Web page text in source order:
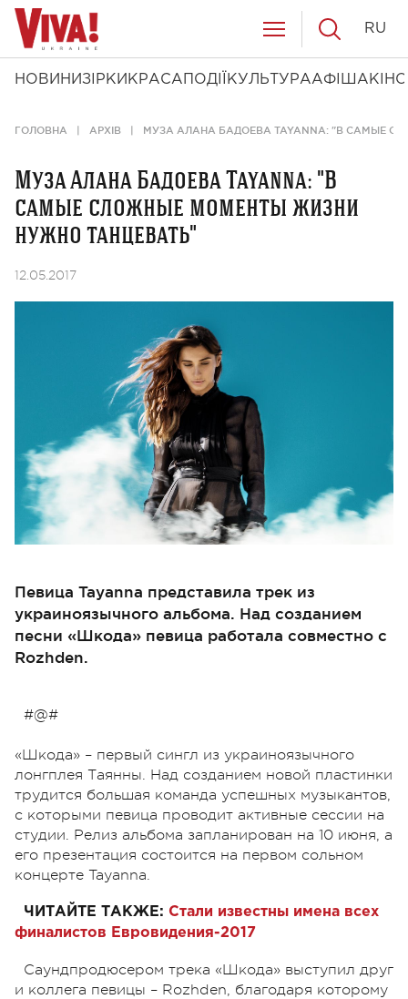
НОВИНИ ЗІРКИ КРАСА ПОДІЇ КУЛЬТУРААФІША КІНО
RU
ГОЛОВНА АРХІВ МУЗА АЛАНА БАДОЕВА TAYANNA: "В САМЫЕ
Муза Алана Бадоева Tayanna: "В
самые сложные моменты жизни
нужно танцевать"
12.05.2017
Певица Tayanna представила трек из
украиноязычного альбома. Над созданием
песни «Шкода» певица работала совместно с
Rozhden.
#@#
«Шкода» – первый сингл из украиноязычного
лонгплея Таянны. Над созданием новой пластинки
трудится большая команда успешных музыкантов,
с которыми певица проводит активные сессии на
студии. Релиз альбома запланирован на 10 июня, а
его презентация состоится на первом сольном
концерте Tayanna.
ЧИТАЙТЕ ТАКЖЕ: Стали известны имена всех
финалистов Евровидения-2017
Саундпродюсером трека «Шкода» выступил друг
и коллега певицы – Rozhden, благодаря которому